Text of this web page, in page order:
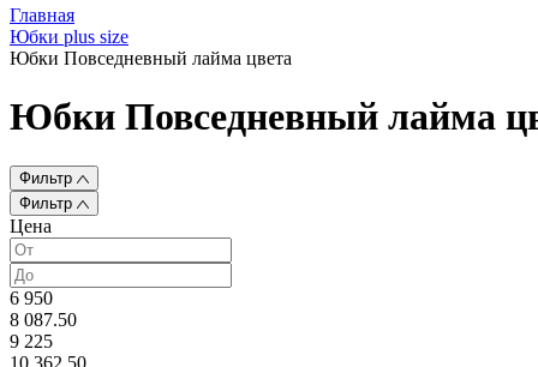
Главная
Юбки plus size
Юбки Повседневный лайма цвета
Юбки Повседневный лайма
Фильтр
Фильтр
Цена
6 950
8 087.50
9 225
10 362.50